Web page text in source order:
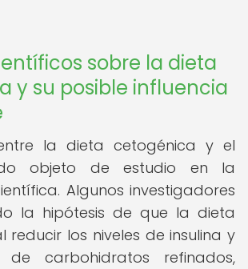
sobre la dieta
y su posible influencia
la dieta cetogénica y el
objeto de estudio en la
Algunos investigadores
la hipótesis de que la dieta
reducir los niveles de insulina y
carbohidratos refinados,